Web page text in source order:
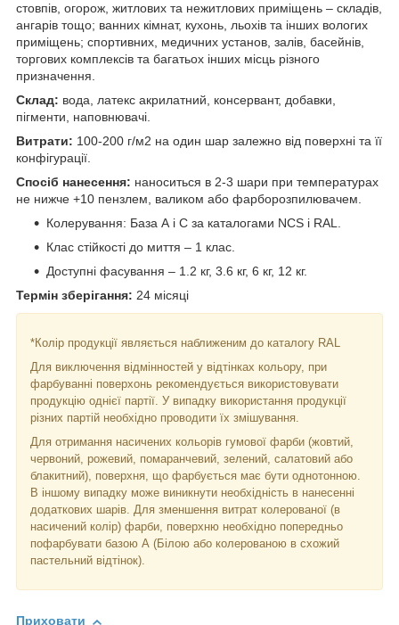
стовпів, огорож, житлових та нежитлових приміщень – складів,
ангарів тощо; ванних кімнат, кухонь, льохів та інших вологих
приміщень; спортивних, медичних установ, залів, басейнів,
торгових комплексів та багатьох інших місць різного
призначення.
Склад: вода, латекс акрилатний, консервант, добавки,
пігменти, наповнювачі.
Витрати: 100-200 г/м2 на один шар залежно від поверхні та її
конфігурації.
Спосіб нанесення: наноситься в 2-3 шари при температурах
не нижче +10 пензлем, валиком або фарборозпилювачем.
Колерування: База А і С за каталогами NCS і RAL.
Клас стійкості до миття – 1 клас.
Доступні фасування – 1.2 кг, 3.6 кг, 6 кг, 12 кг.
Термін зберігання: 24 місяці
*Колір продукції являється наближеним до каталогу RAL
Для виключення відмінностей у відтінках кольору, при
фарбуванні поверхонь рекомендується використовувати
продукцію однієї партії. У випадку використання продукції
різних партій необхідно проводити їх змішування.
Для отримання насичених кольорів гумової фарби (жовтий,
червоний, рожевий, помаранчевий, зелений, салатовий або
блакитний), поверхня, що фарбується має бути однотонною.
В іншому випадку може виникнути необхідність в нанесенні
додаткових шарів. Для зменшення витрат колерованої (в
насичений колір) фарби, поверхню необхідно попередньо
пофарбувати базою А (Білою або колерованою в схожий
пастельний відтінок).
Приховати